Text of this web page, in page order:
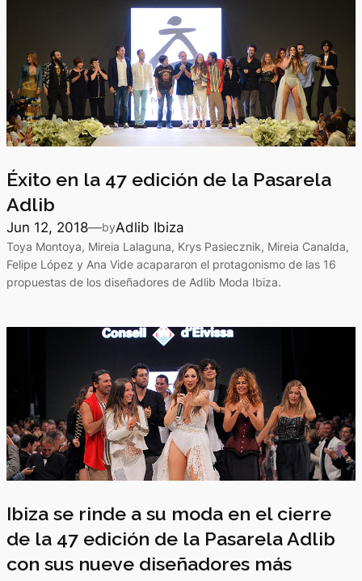
Éxito en la 47 edición de la Pasarela
Adlib
Jun 12, 2018—byAdlib Ibiza
Toya Montoya, Mireia Lalaguna, Krys Pasiecznik, Mireia Canalda,
Felipe López y Ana Vide acapararon el protagonismo de las 16
propuestas de los diseñadores de Adlib Moda Ibiza.
Ibiza se rinde a su moda en el cierre
de la 47 edición de la Pasarela Adlib
con sus nueve diseñadores más